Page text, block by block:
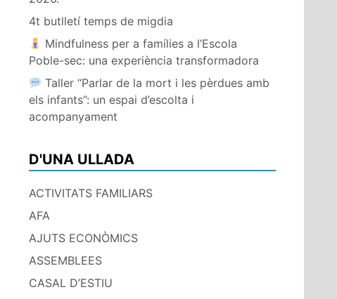
4t butlletí temps de migdia
Mindfulness per a famílies a l’Escola
Poble-sec: una experiència transformadora
Taller “Parlar de la mort i les pèrdues amb
els infants”: un espai d’escolta i
acompanyament
D'UNA ULLADA
ACTIVITATS FAMILIARS
AFA
AJUTS ECONÒMICS
ASSEMBLEES
CASAL D’ESTIU